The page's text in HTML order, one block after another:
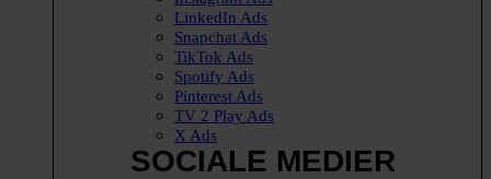
LinkedIn Ads
Snapchat Ads
TikTok Ads
Spotify Ads
Pinterest Ads
TV 2 Play Ads
X Ads
SOCIALE MEDIER